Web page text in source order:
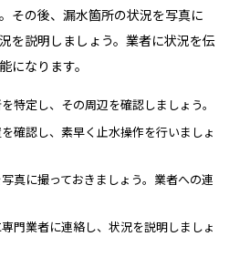
その後、漏水箇所の状況を写真に
を説明しましょう。業者に状況を伝
になります。
特定し、その周辺を確認しましょう。
確認し、素早く止水操作を行いましょ
真に撮っておきましょう。業者への連
門業者に連絡し、状況を説明しましょ